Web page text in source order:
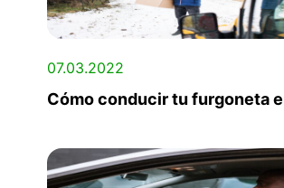
07.03.2022
Cómo conducir tu furgoneta